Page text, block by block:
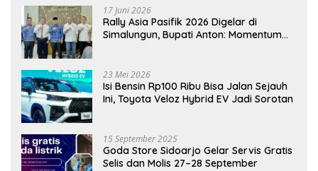
17 Juni 2026
Rally Asia Pasifik 2026 Digelar di
Simalungun, Bupati Anton: Momentum
23 Mei 2026
Isi Bensin Rp100 Ribu Bisa Jalan Sejauh
Ini, Toyota Veloz Hybrid EV Jadi Sorotan
15 September 2025
Goda Store Sidoarjo Gelar Servis Gratis
Selis dan Molis 27–28 September